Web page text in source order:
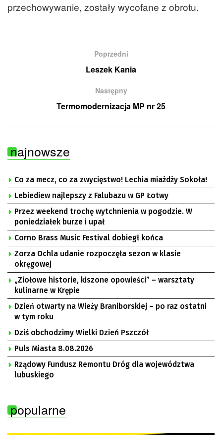
przechowywanie, zostały wycofane z obrotu.
Poprzedni
Leszek Kania
Następny
Termomodernizacja MP nr 25
najnowsze
Co za mecz, co za zwycięstwo! Lechia miażdży Sokoła!
Lebiediew najlepszy z Falubazu w GP Łotwy
Przez weekend trochę wytchnienia w pogodzie. W
poniedziałek burze i upał
Corno Brass Music Festival dobiegł końca
Zorza Ochla udanie rozpoczęła sezon w klasie
okręgowej
„Ziołowe historie, kiszone opowieści” – warsztaty
kulinarne w Krępie
Dzień otwarty na Wieży Braniborskiej – po raz ostatni
w tym roku
Dziś obchodzimy Wielki Dzień Pszczół
Puls Miasta 8.08.2026
Rządowy Fundusz Remontu Dróg dla województwa
lubuskiego
popularne